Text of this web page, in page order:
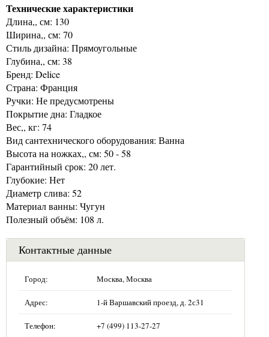
Технические характеристики
Длина,, см: 130
Ширина,, см: 70
Стиль дизайна: Прямоугольные
Глубина,, см: 38
Бренд: Delice
Страна: Франция
Ручки: Не предусмотрены
Покрытие дна: Гладкое
Вес,, кг: 74
Вид сантехнического оборудования: Ванна
Высота на ножках,, см: 50 - 58
Гарантийный срок: 20 лет.
Глубокие: Нет
Диаметр слива: 52
Материал ванны: Чугун
Полезный объём: 108 л.
Контактные данные
Город: Москва, Москва
Адрес: 1-й Варшавский проезд, д. 2с31
Телефон: +7 (499) 113-27-27